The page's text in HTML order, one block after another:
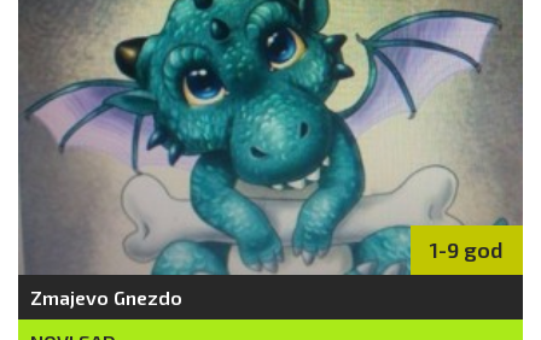
1-9 god
Zmajevo Gnezdo